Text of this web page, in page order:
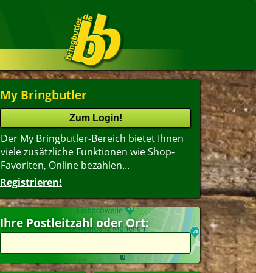
My Bringbutler
Der My Bringbutler-Bereich bietet Ihnen
viele zusätzliche Funktionen wie Shop-
Favoriten, Online bezahlen...
Registrieren!
Ihre Postleitzahl oder Ort: